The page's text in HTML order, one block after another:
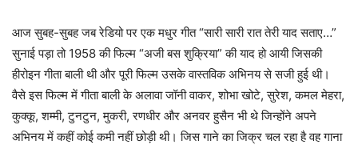
आज सुबह-सुबह जब रेडियो पर एक मधुर गीत “सारी सारी रात तेरी याद सताए…”
सुनाई पड़ा तो 1958 की फिल्म “अजी बस शुक्रिया” की याद हो आयी जिसकी
हीरोइन गीता बाली थी और पूरी फिल्म उसके वास्तविक अभिनय से सजी हुई थी।
वैसे इस फिल्म में गीता बाली के अलावा जॉनी वाकर, शोभा खोटे, सुरेश, कमल मेहरा,
कुक्कू, शम्मी, टुनटुन, मुकरी, रणधीर और अनवर हुसैन भी थे जिन्होंने अपने
अभिनय में कहीं कोई कमी नहीं छोड़ी थी। जिस गाने का जिक्र चल रहा है वह गाना